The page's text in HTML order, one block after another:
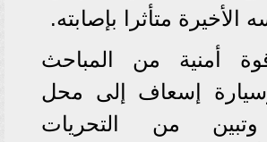
الأخيرة متأثرا بإصابته.
أمنية من المباحث
وسيارة إسعاف إلى محل
وتبين من التحريات